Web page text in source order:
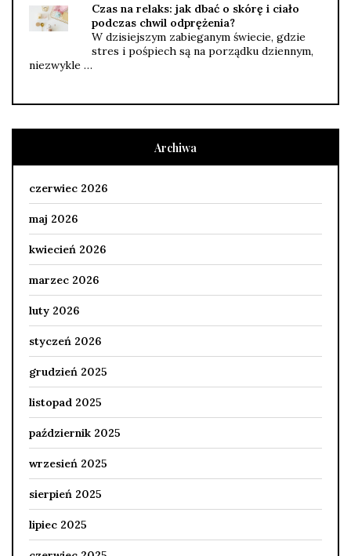
Czas na relaks: jak dbać o skórę i ciało
podczas chwil odprężenia?
W dzisiejszym zabieganym świecie, gdzie
stres i pośpiech są na porządku dziennym,
niezwykle …
Archiwa
czerwiec 2026
maj 2026
kwiecień 2026
marzec 2026
luty 2026
styczeń 2026
grudzień 2025
listopad 2025
październik 2025
wrzesień 2025
sierpień 2025
lipiec 2025